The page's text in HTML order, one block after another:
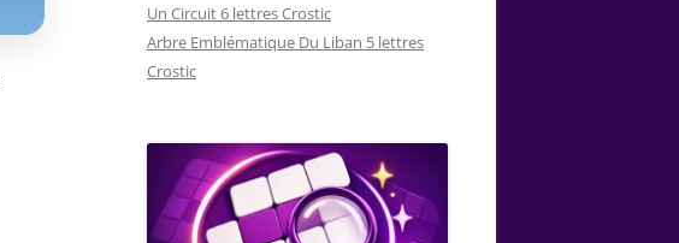
Un Circuit 6 lettres Crostic
Arbre Emblématique Du Liban 5 lettres
Crostic